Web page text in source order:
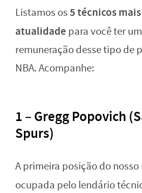
Listamos os5 técnicos
atualidade para você ter
remuneração desse tipo de
NBA. Acompanhe:
1 – Gregg Popovich
Spurs)
A primeira posição do nosso
ocupada pelo lendário